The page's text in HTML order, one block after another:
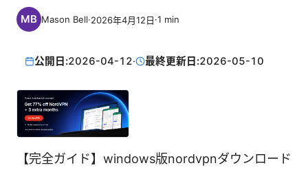
Mason Bell·2026年4月12日·1 min
公開日:2026-04-12· 最終更新日:2026-05-10
【完全ガイド】windows版nordvpnダウンロード